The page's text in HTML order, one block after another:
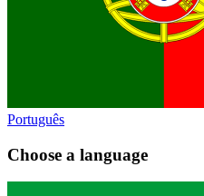
Português
Choose a language